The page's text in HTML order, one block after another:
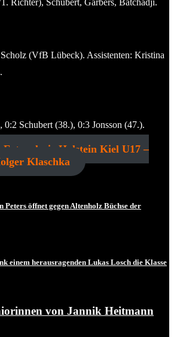
(VfB Lübeck). Assistenten: Kristina
0:2 Schubert (38.), 0:3 Jonsson (47.).
Holstein Kiel U17 –
Klaschka
öffnet gegen Altenholz Büchse der
einem herausragenden Lukas Losch die Klasse
von Jannik Heitmann